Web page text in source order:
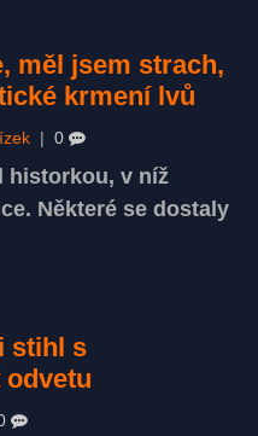
měl jsem strach,
krmení lvů
0
historkou, v níž
Některé se dostaly
stihl s